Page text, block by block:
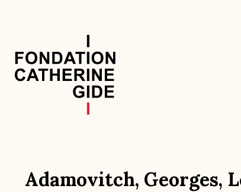
contenu
principal
principale
Adamovitch, Georges,